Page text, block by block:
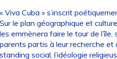
Viva Cuba » s’inscrit
le plan géographique et
emmènera faire le tour de l’île,
partis à leur recherche et
social, l’idéologie